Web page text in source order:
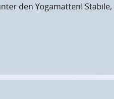
den Yogamatten!